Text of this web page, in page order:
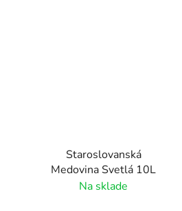
Staroslovanská
Medovina Svetlá 10L
Na sklade